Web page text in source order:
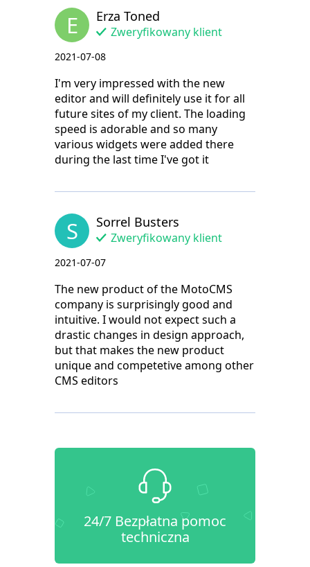
E Erza Toned
Zweryfikowany klient
2021-07-08
I'm very impressed with the new
editor and will definitely use it for all
future sites of my client. The loading
speed is adorable and so many
various widgets were added there
during the last time I've got it
S Sorrel Busters
Zweryfikowany klient
2021-07-07
The new product of the MotoCMS
company is surprisingly good and
intuitive. I would not expect such a
drastic changes in design approach,
but that makes the new product
unique and competetive among other
CMS editors
24/7 Bezpłatna pomoc
techniczna